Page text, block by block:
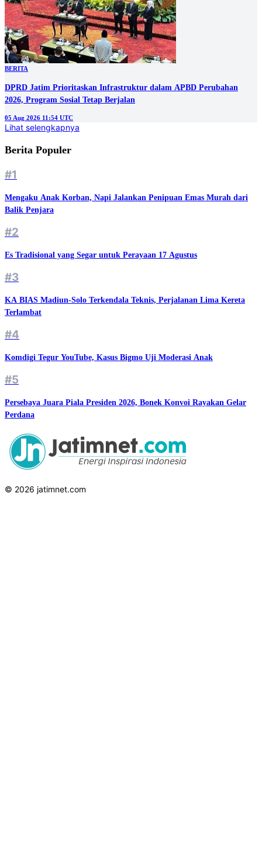
BERITA
DPRD Jatim Prioritaskan Infrastruktur dalam APBD Perubahan
2026, Program Sosial Tetap Berjalan
05 Aug 2026 11:54 UTC
Lihat selengkapnya
Berita Populer
#1
Mengaku Anak Korban, Napi Jalankan Penipuan Emas Murah dari
Balik Penjara
#2
Es Tradisional yang Segar untuk Perayaan 17 Agustus
#3
KA BIAS Madiun-Solo Terkendala Teknis, Perjalanan Lima Kereta
Terlambat
#4
Komdigi Tegur YouTube, Kasus Bigmo Uji Moderasi Anak
#5
Persebaya Juara Piala Presiden 2026, Bonek Konvoi Rayakan Gelar
Perdana
© 2026 jatimnet.com